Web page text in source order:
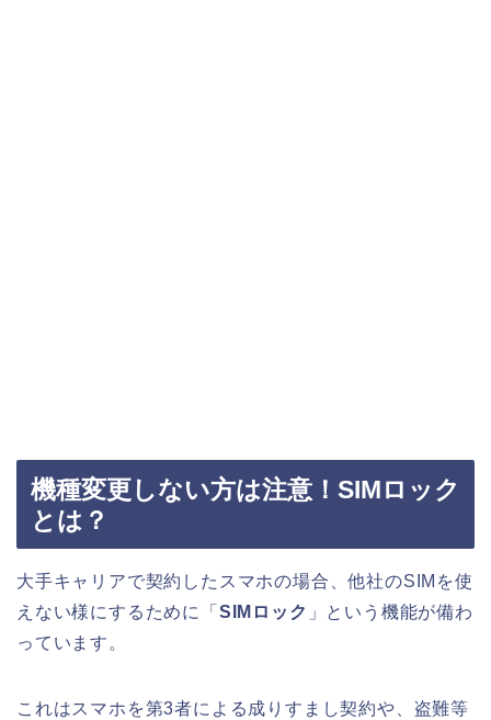
機種変更しない方は注意！SIMロック
とは？
大手キャリアで契約したスマホの場合、他社のSIMを使
えない様にするために「 SIMロック 」という機能が備わ
っています。
これはスマホを第3者による成りすまし契約や、盗難等